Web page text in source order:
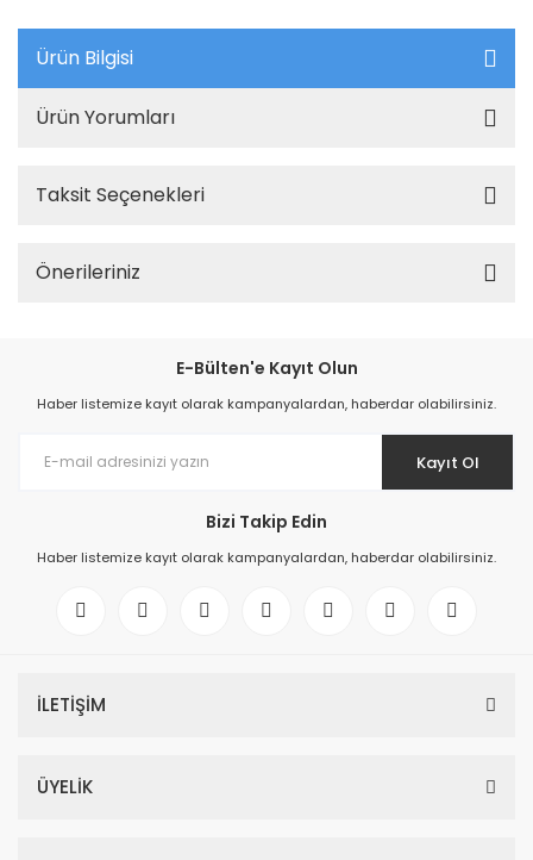
Ürün Bilgisi
Ürün Yorumları
Taksit Seçenekleri
Önerileriniz
E-Bülten'e Kayıt Olun
Haber listemize kayıt olarak kampanyalardan, haberdar olabilirsiniz.
Kayıt Ol
Bizi Takip Edin
Haber listemize kayıt olarak kampanyalardan, haberdar olabilirsiniz.
İLETİŞİM
ÜYELİK